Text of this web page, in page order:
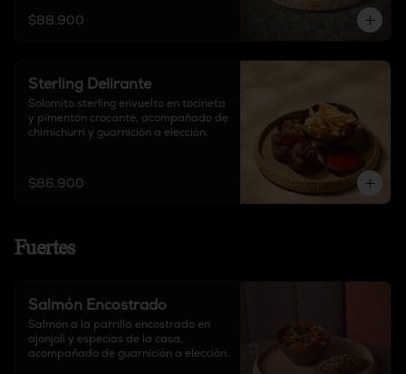
$88.900
Sterling Delirante
Solomito sterling envuelto en tocineta
y pimentón crocante, acompañado de
chimichurri y guarnición a elección.
$86.900
Fuertes
Salmón Encostrado
Salmón a la parrilla encostrado en
ajonjolí y especias de la casa,
acompañado de guarnición a elección.